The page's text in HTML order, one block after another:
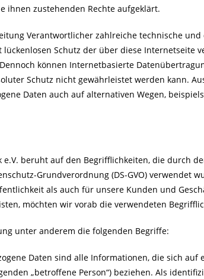
ihnen zustehenden Rechte aufgeklärt.
Verantwortlicher zahlreiche technische
Schutz der über diese Internetseite
können Internetbasierte
Schutz nicht gewährleistet werden kann.
Daten auch auf alternativen Wegen,
e.V. beruht auf den Begrifflichkeiten, die durch
Grundverordnung (DS-GVO) verwendet
als auch für unsere Kunden und
möchten wir vorab die verwendeten
unter anderem die folgenden Begriffe:
Daten sind alle Informationen, die sich
„betroffene Person“) beziehen. Als